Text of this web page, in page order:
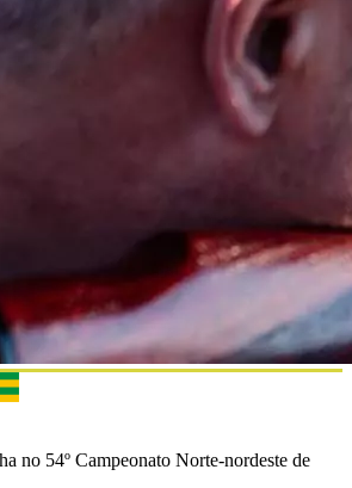
no 54º Campeonato Norte-nordeste de